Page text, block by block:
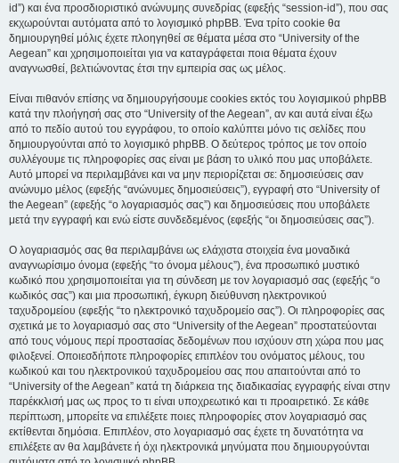
id”) και ένα προσδιοριστικό ανώνυμης συνεδρίας (εφεξής “session-id”), που σας
εκχωρούνται αυτόματα από το λογισμικό phpBB. Ένα τρίτο cookie θα
δημιουργηθεί μόλις έχετε πλοηγηθεί σε θέματα μέσα στο “University of the
Aegean” και χρησιμοποιείται για να καταγράφεται ποια θέματα έχουν
αναγνωσθεί, βελτιώνοντας έτσι την εμπειρία σας ως μέλος.
Είναι πιθανόν επίσης να δημιουργήσουμε cookies εκτός του λογισμικού phpBB
κατά την πλοήγησή σας στο “University of the Aegean”, αν και αυτά είναι έξω
από το πεδίο αυτού του εγγράφου, το οποίο καλύπτει μόνο τις σελίδες που
δημιουργούνται από το λογισμικό phpBB. Ο δεύτερος τρόπος με τον οποίο
συλλέγουμε τις πληροφορίες σας είναι με βάση το υλικό που μας υποβάλετε.
Αυτό μπορεί να περιλαμβάνει και να μην περιορίζεται σε: δημοσιεύσεις σαν
ανώνυμο μέλος (εφεξής “ανώνυμες δημοσιεύσεις”), εγγραφή στο “University of
the Aegean” (εφεξής “ο λογαριασμός σας”) και δημοσιεύσεις που υποβάλετε
μετά την εγγραφή και ενώ είστε συνδεδεμένος (εφεξής “οι δημοσιεύσεις σας”).
Ο λογαριασμός σας θα περιλαμβάνει ως ελάχιστα στοιχεία ένα μοναδικά
αναγνωρίσιμο όνομα (εφεξής “το όνομα μέλους”), ένα προσωπικό μυστικό
κωδικό που χρησιμοποιείται για τη σύνδεση με τον λογαριασμό σας (εφεξής “ο
κωδικός σας”) και μια προσωπική, έγκυρη διεύθυνση ηλεκτρονικού
ταχυδρομείου (εφεξής “το ηλεκτρονικό ταχυδρομείο σας”). Οι πληροφορίες σας
σχετικά με το λογαριασμό σας στο “University of the Aegean” προστατεύονται
από τους νόμους περί προστασίας δεδομένων που ισχύουν στη χώρα που μας
φιλοξενεί. Οποιεσδήποτε πληροφορίες επιπλέον του ονόματος μέλους, του
κωδικού και του ηλεκτρονικού ταχυδρομείου σας που απαιτούνται από το
“University of the Aegean” κατά τη διάρκεια της διαδικασίας εγγραφής είναι στην
παρέκκλισή μας ως προς το τι είναι υποχρεωτικό και τι προαιρετικό. Σε κάθε
περίπτωση, μπορείτε να επιλέξετε ποιες πληροφορίες στον λογαριασμό σας
εκτίθενται δημόσια. Επιπλέον, στο λογαριασμό σας έχετε τη δυνατότητα να
επιλέξετε αν θα λαμβάνετε ή όχι ηλεκτρονικά μηνύματα που δημιουργούνται